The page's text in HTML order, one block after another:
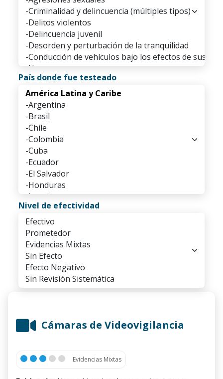
País donde fue testeado
Nivel de efectividad
Cámaras de Videovigilancia
Evidencias Mixtas